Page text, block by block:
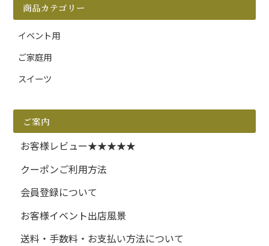
商品カテゴリー
イベント用
ご家庭用
スイーツ
ご案内
お客様レビュー★★★★★
クーポンご利用方法
会員登録について
お客様イベント出店風景
送料・手数料・お支払い方法について